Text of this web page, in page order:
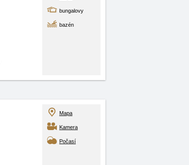
bungalovy
bazén
Mapa
Kamera
Počasí